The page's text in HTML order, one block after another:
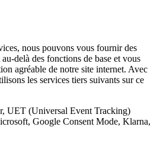
nous pouvons vous fournir des
delà des fonctions de base et vous
agréable de notre site internet. Avec
les services tiers suivants sur ce
UET (Universal Event Tracking)
Google Consent Mode, Klarna,